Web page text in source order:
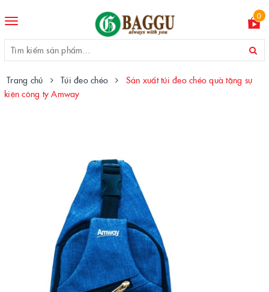
Toggle
0
Trang chủ Túi đeo chéo
Sản xuất túi đeo chéo quà tặng sự
kiện công ty Amway